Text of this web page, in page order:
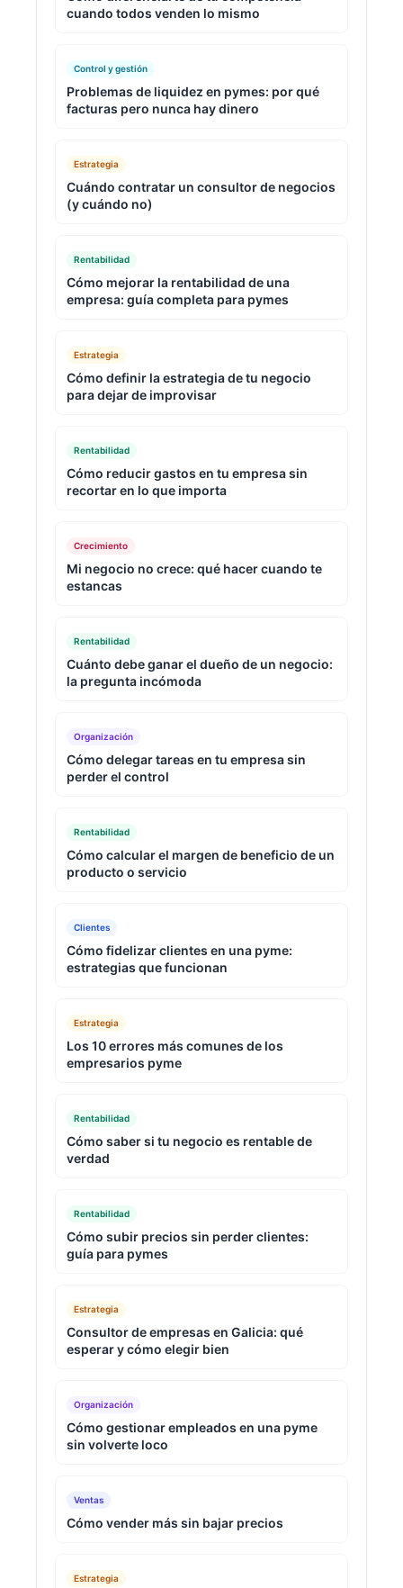
cuando todos venden lo mismo
Control y gestión
Problemas de liquidez en pymes: por qué
facturas pero nunca hay dinero
Estrategia
Cuándo contratar un consultor de negocios
(y cuándo no)
Rentabilidad
Cómo mejorar la rentabilidad de una
empresa: guía completa para pymes
Estrategia
Cómo definir la estrategia de tu negocio
para dejar de improvisar
Rentabilidad
Cómo reducir gastos en tu empresa sin
recortar en lo que importa
Crecimiento
Mi negocio no crece: qué hacer cuando te
estancas
Rentabilidad
Cuánto debe ganar el dueño de un negocio:
la pregunta incómoda
Organización
Cómo delegar tareas en tu empresa sin
perder el control
Rentabilidad
Cómo calcular el margen de beneficio de un
producto o servicio
Clientes
Cómo fidelizar clientes en una pyme:
estrategias que funcionan
Estrategia
Los 10 errores más comunes de los
empresarios pyme
Rentabilidad
Cómo saber si tu negocio es rentable de
verdad
Rentabilidad
Cómo subir precios sin perder clientes:
guía para pymes
Estrategia
Consultor de empresas en Galicia: qué
esperar y cómo elegir bien
Organización
Cómo gestionar empleados en una pyme
sin volverte loco
Ventas
Cómo vender más sin bajar precios
Estrategia